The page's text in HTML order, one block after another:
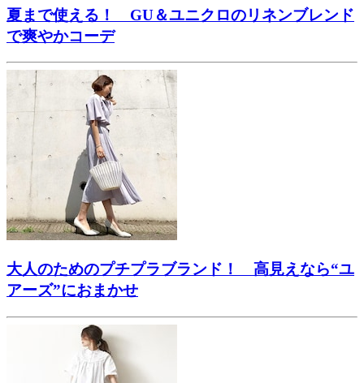
夏まで使える！ GU＆ユニクロのリネンブレンド
で爽やかコーデ
大人のためのプチプラブランド！ 高見えなら“ユ
アーズ”におまかせ